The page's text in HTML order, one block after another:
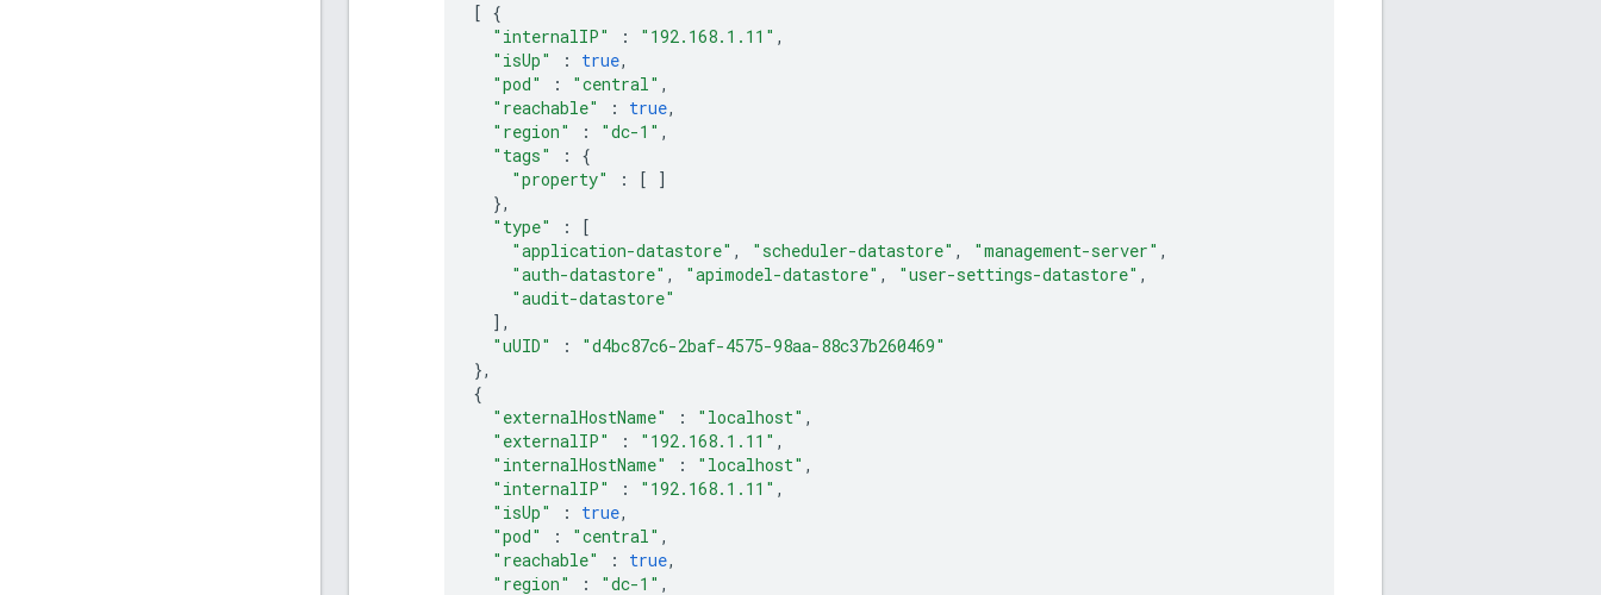
[ {
"internalIP"
: "192.168.1.11" ,
"isUp"
: true,
"pod"
: "central" ,
"reachable"
: true,
"region"
: "dc-1" ,
"tags"
:
{
"property"
: [
]
},
"type"
:
[
"application-datastore" , "scheduler-datastore" , "management-server" ,
"auth-datastore" , "apimodel-datastore" , "user-settings-datastore" ,
"audit-datastore"
],
"uUID"
:
"d4bc87c6-2baf-4575-98aa-88c37b260469"
},
{
"externalHostName"
: "localhost" ,
"externalIP"
: "192.168.1.11" ,
"internalHostName"
: "localhost" ,
"internalIP"
: "192.168.1.11" ,
"isUp"
: true,
"pod"
: "central" ,
"reachable"
: true,
"region"
: "dc-1" ,